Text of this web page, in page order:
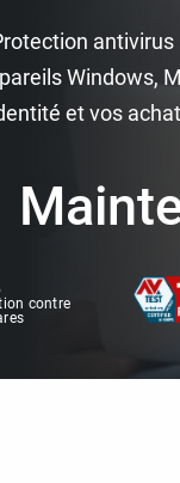
antivirus
Windows,
et vos
contre